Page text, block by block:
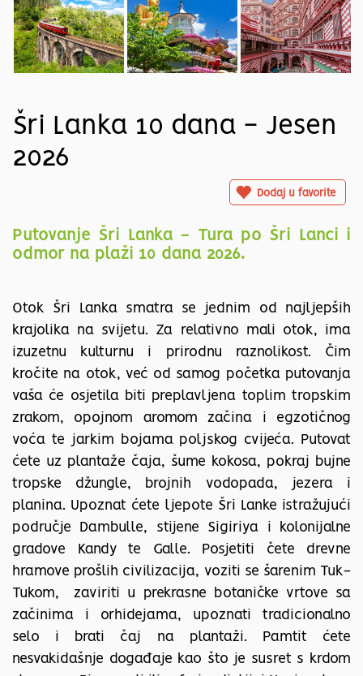
Šri Lanka 10 dana - Jesen
2026
Dodaj u favorite
Putovanje Šri Lanka - Tura po Šri Lanci i
odmor na plaži 10 dana 2026.
Otok Šri Lanka smatra se jednim od najljepših
krajolika na svijetu. Za relativno mali otok, ima
izuzetnu kulturnu i prirodnu raznolikost. Čim
kročite na otok, već od samog početka putovanja
vaša će osjetila biti preplavljena toplim tropskim
zrakom, opojnom aromom začina i egzotičnog
voća te jarkim bojama poljskog cvijeća. Putovat
ćete uz plantaže čaja, šume kokosa, pokraj bujne
tropske džungle, brojnih vodopada, jezera i
planina. Upoznat ćete ljepote Šri Lanke istražujući
područje Dambulle, stijene Sigiriya i kolonijalne
gradove Kandy te Galle. Posjetiti čete drevne
hramove prošlih civilizacija, voziti se šarenim Tuk-
Tukom, zaviriti u prekrasne botaničke vrtove sa
začinima i orhidejama, upoznati tradicionalno
selo i brati čaj na plantaži. Pamtit ćete
nesvakidašnje događaje kao što je susret s krdom